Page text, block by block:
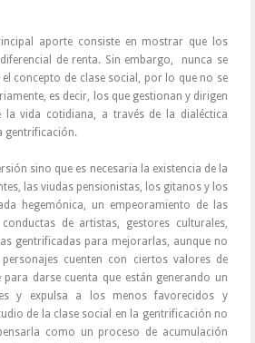
aporte consiste en mostrar que los
de renta. Sin embargo, nunca se
concepto de clase social, por lo que no se
es decir, los que gestionan y dirigen
vida cotidiana, a través de la dialéctica
gentrificación.
sino que es necesaria la existencia de la
las viudas pensionistas, los gitanos y los
hegemónica, un empeoramiento de las
de artistas, gestores culturales,
gentrificadas para mejorarlas, aunque no
cuenten con ciertos valores de
darse cuenta que están generando un
y expulsa a los menos favorecidos y
de la clase social en la gentrificación no
como un proceso de acumulación